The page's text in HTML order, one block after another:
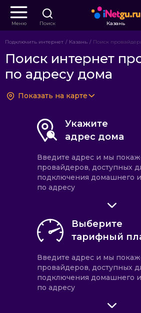
Меню Поиск Казань
Подключить интернет Казань Поиск
Поиск интернет
по адресу дома
Показать на карте
Укажите
адрес дома
Введите адрес и мы
провайдеров, доступных
подключения домашнего
по адресу
Выберите
тарифный
Введите адрес и мы
провайдеров, доступных
подключения домашнего
по адресу